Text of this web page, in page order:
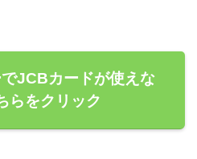
JCBカードが使えな
らをクリック